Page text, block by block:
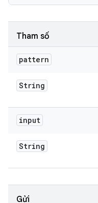
Tham số
pattern
String
input
String
Gửi